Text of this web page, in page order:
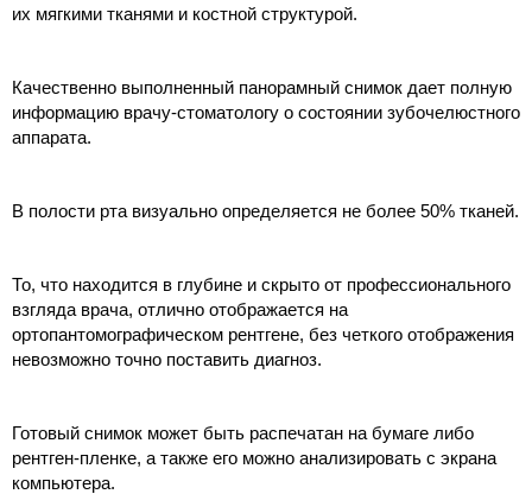
их мягкими тканями и костной структурой.
Качественно выполненный панорамный снимок дает полную
информацию врачу-стоматологу о состоянии зубочелюстного
аппарата.
В полости рта визуально определяется не более 50% тканей.
То, что находится в глубине и скрыто от профессионального
взгляда врача, отлично отображается на
ортопантомографическом рентгене, без четкого отображения
невозможно точно поставить диагноз.
Готовый снимок может быть распечатан на бумаге либо
рентген-пленке, а также его можно анализировать с экрана
компьютера.